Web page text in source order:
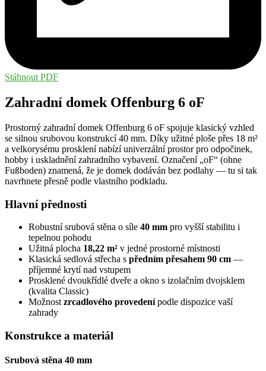
Stáhnout PDF
Zahradní domek Offenburg 6 oF
Prostorný zahradní domek Offenburg 6 oF spojuje klasický vzhled
se silnou srubovou konstrukcí 40 mm. Díky užitné ploše přes 18 m²
a velkorysému prosklení nabízí univerzální prostor pro odpočinek,
hobby i uskladnění zahradního vybavení. Označení „oF“ (ohne
Fußboden) znamená, že je domek dodáván bez podlahy — tu si tak
navrhnete přesně podle vlastního podkladu.
Hlavní přednosti
Robustní srubová stěna o síle 40 mm pro vyšší stabilitu i
tepelnou pohodu
Užitná plocha 18,22 m² v jedné prostorné místnosti
Klasická sedlová střecha s předním přesahem 90 cm —
příjemné krytí nad vstupem
Prosklené dvoukřídlé dveře a okno s izolačním dvojsklem
(kvalita Classic)
Možnost zrcadlového provedenípodle dispozice vaší
zahrady
Konstrukce a materiál
Srubová stěna 40 mm